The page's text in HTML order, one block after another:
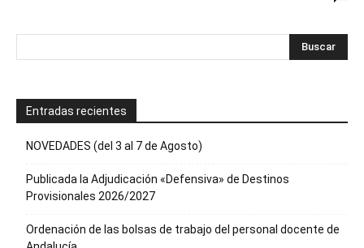
Entradas recientes
NOVEDADES (del 3 al 7 de Agosto)
Publicada la Adjudicación «Defensiva» de Destinos
Provisionales 2026/2027
Ordenación de las bolsas de trabajo del personal docente de